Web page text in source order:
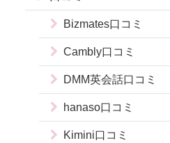
Bizmates口コミ
Cambly口コミ
DMM英会話口コミ
hanaso口コミ
Kimini口コミ